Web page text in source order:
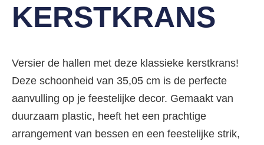
KERSTKRANS
Versier de hallen met deze klassieke kerstkrans!
Deze schoonheid van 35,05 cm is de perfecte
aanvulling op je feestelijke decor. Gemaakt van
duurzaam plastic, heeft het een prachtige
arrangement van bessen en een feestelijke strik,